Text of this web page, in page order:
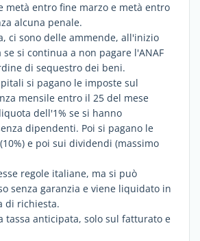
metà entro fine marzo e metà entro
alcuna penale.
ci sono delle ammende, all'inizio
si continua a non pagare l'ANAF
di sequestro dei beni.
si pagano le imposte sul
mensile entro il 25 del mese
dell'1% se si hanno
dipendenti. Poi si pagano le
e poi sui dividendi (massimo
regole italiane, ma si può
senza garanzia e viene liquidato in
di richiesta.
tassa anticipata, solo sul fatturato e